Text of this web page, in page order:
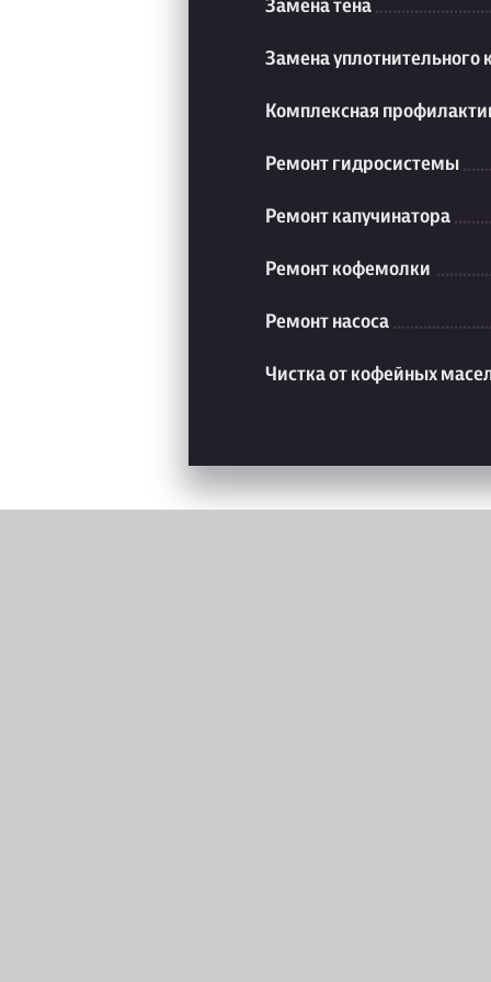
Замена тена
Замена уплотнительного
Комплексная
Ремонт гидросистемы
Ремонт капучинатора
Ремонт кофемолки
Ремонт насоса
Чистка от кофейных